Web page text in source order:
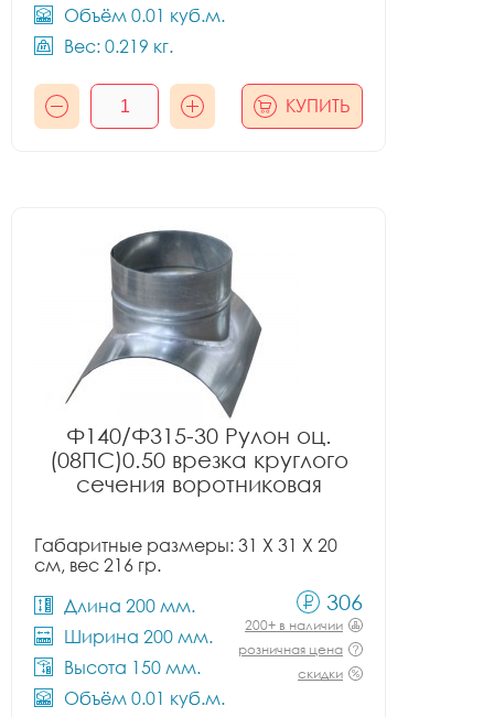
Объём 0.01 куб.м.
Вес: 0.219 кг.
КУПИТЬ
Ф140/Ф315-30 Рулон оц.
(08ПС)0.50 врезка круглого
сечения воротниковая
Габаритные размеры: 31 X 31 X 20
см, вес 216 гр.
Длина 200 мм.
Ширина 200 мм.
Высота 150 мм.
Объём 0.01 куб.м.
306
200+ в наличии
розничная цена
скидки